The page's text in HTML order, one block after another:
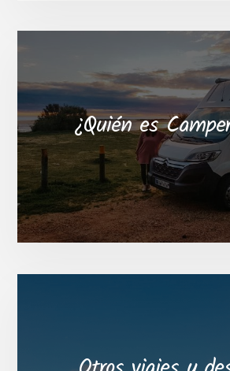
¿Quién es